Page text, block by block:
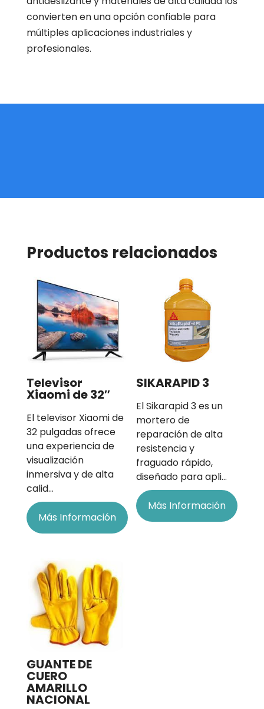
convierten en una opción confiable para
múltiples aplicaciones industriales y
profesionales.
Productos relacionados
Televisor
Xiaomi de 32″
El televisor Xiaomi de
32 pulgadas ofrece
una experiencia de
visualización
inmersiva y de alta
calid…
Más Información
SIKARAPID 3
El Sikarapid 3 es un
mortero de
reparación de alta
resistencia y
fraguado rápido,
diseñado para apli…
Más Información
GUANTE DE
CUERO
AMARILLO
NACIONAL